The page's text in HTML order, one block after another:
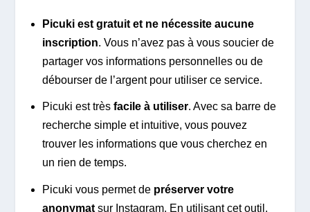
Picuki est gratuit et ne nécessite aucune
inscription. Vous n’avez pas à vous soucier de
partager vos informations personnelles ou de
débourser de l’argent pour utiliser ce service.
Picuki est très facile à utiliser. Avec sa barre de
recherche simple et intuitive, vous pouvez
trouver les informations que vous cherchez en
un rien de temps.
Picuki vous permet de préserver votre
anonymatsur Instagram. En utilisant cet outil,